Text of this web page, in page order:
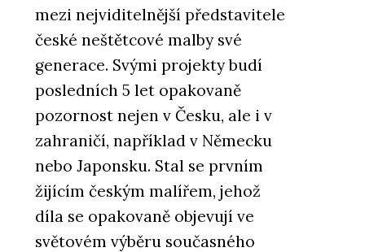
mezi nejviditelnější představitele
české neštětcové malby své
generace. Svými projekty budí
posledních 5 let opakovaně
pozornost nejen v Česku, ale i v
zahraničí, například v Německu
nebo Japonsku. Stal se prvním
žijícím českým malířem, jehož
díla se opakovaně objevují ve
světovém výběru současného